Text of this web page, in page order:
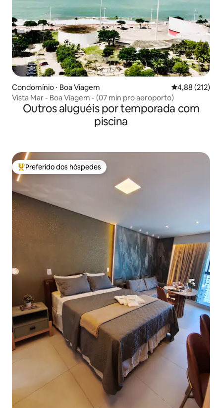
Condomínio ⋅ Boa Viagem 4,88 de uma
4,88 (212)
Vista Mar - Boa Viagem - (07 min pro aeroporto)
Outros aluguéis por temporada com
piscina
Entre os melhores preferidos dos hóspedes
Preferido dos hóspedes